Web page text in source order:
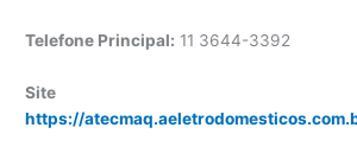
Telefone Principal: 11 3644-3392
Site
https://